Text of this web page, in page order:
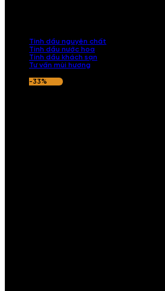
Tinh dầu nguyên chất
Tinh dầu nước hoa
Tinh dầu khách sạn
Tư vấn mùi hương
-33%